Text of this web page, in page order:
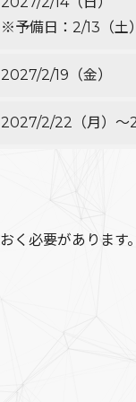
※予備日：2/13（土）
2027/2/19（金）
2027/2/22（月）～
く必要があります